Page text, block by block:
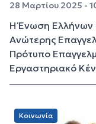
28 Μαρτίου 2025 -
Η Ένωση Ελλήνων
Ανώτερης
Πρότυπο
Εργαστηριακό
Κοινωνία